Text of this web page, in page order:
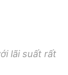
lãi suất rất